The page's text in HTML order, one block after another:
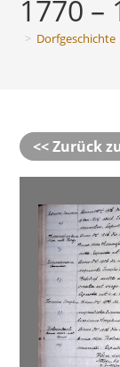
1770 –
> Dorfgeschichte
<< Zurück